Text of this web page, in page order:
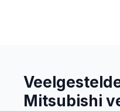
Mitsubishi